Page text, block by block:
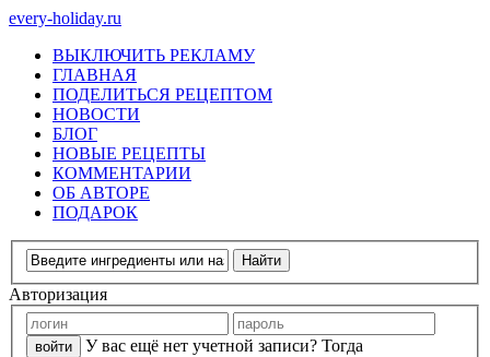
every-holiday.ru
ВЫКЛЮЧИТЬ РЕКЛАМУ
ГЛАВНАЯ
ПОДЕЛИТЬСЯ РЕЦЕПТОМ
НОВОСТИ
БЛОГ
НОВЫЕ РЕЦЕПТЫ
КОММЕНТАРИИ
ОБ АВТОРЕ
ПОДАРОК
Авторизация
У вас ещё нет учетной записи? Тогда